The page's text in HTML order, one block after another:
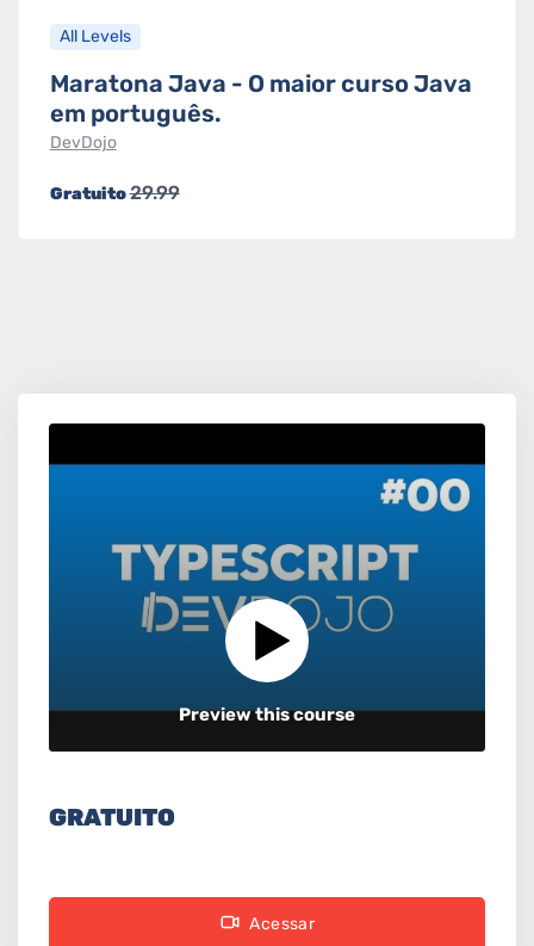
All Levels
Maratona Java - O maior curso Java
em português.
DevDojo
Gratuito29.99
Preview this course
GRATUITO
Acessar